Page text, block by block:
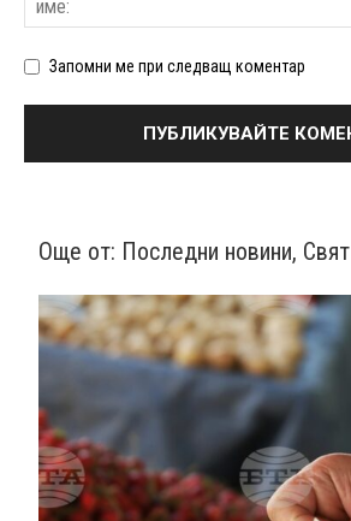
Запомни ме при следващ коментар
Още от: Последни новини, Свят